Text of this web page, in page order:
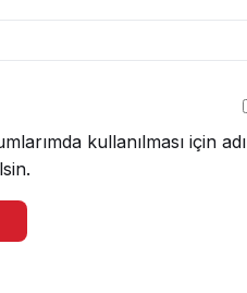
kullanılması için